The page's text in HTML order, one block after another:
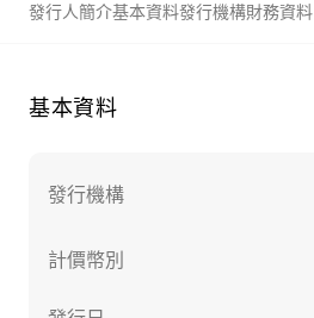
發行人簡介基本資料發行機構財務資料
基本資料
發行機構
計價幣別